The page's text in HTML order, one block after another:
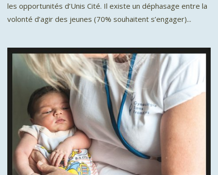
les opportunités d’Unis Cité. Il existe un déphasage entre la
volonté d’agir des jeunes (70% souhaitent s’engager)...